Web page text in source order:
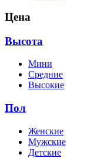
Цена
Высота
Мини
Средние
Высокие
Пол
Женские
Мужские
Детские